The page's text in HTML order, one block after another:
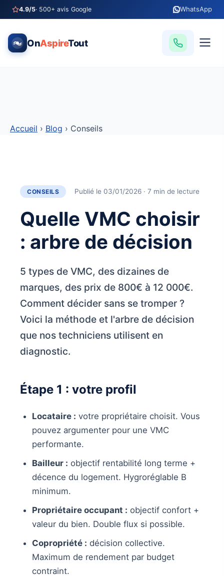
4.9/5· 500+ avis Google WhatsApp
OnAspireTout
Accueil › Blog › Conseils
CONSEILS Publié le 03/01/2026 · 7 min de lecture
Quelle VMC choisir
: arbre de décision
5 types de VMC, des dizaines de
marques, des prix de 800€ à 12 000€.
Comment décider sans se tromper ?
Voici la méthode et l'arbre de décision
que nos techniciens utilisent en
diagnostic.
Étape 1 : votre profil
Locataire : votre propriétaire choisit. Vous
pouvez argumenter pour une VMC
performante.
Bailleur : objectif rentabilité long terme +
décence du logement. Hygroréglable B
minimum.
Propriétaire occupant : objectif confort +
valeur du bien. Double flux si possible.
Copropriété : décision collective.
Maximum de rendement par budget
contraint.